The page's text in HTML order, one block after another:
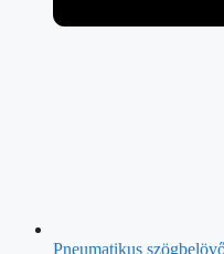
Pneumatikus